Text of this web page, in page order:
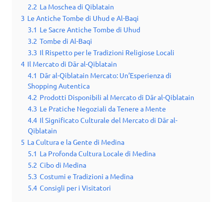
2.2 La Moschea di Qiblatain
3 Le Antiche Tombe di Uhud e Al-Baqi
3.1 Le Sacre Antiche Tombe di Uhud
3.2 Tombe di Al-Baqi
3.3 Il Rispetto per le Tradizioni Religiose Locali
4 Il Mercato di Dār al-Qiblatain
4.1 Dār al-Qiblatain Mercato: Un’Esperienza di
Shopping Autentica
4.2 Prodotti Disponibili al Mercato di Dār al-Qiblatain
4.3 Le Pratiche Negoziali da Tenere a Mente
4.4 Il Significato Culturale del Mercato di Dār al-
Qiblatain
5 La Cultura e la Gente di Medina
5.1 La Profonda Cultura Locale di Medina
5.2 Cibo di Medina
5.3 Costumi e Tradizioni a Medina
5.4 Consigli per i Visitatori